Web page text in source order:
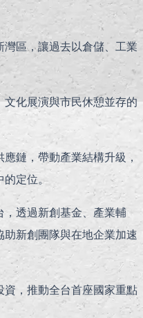
區，讓過去以倉儲、工業
化展演與市民休憩並存的
鏈，帶動產業結構升級，
的定位。
透過新創基金、產業輔
新創團隊與在地企業加速
，推動全台首座國家重點